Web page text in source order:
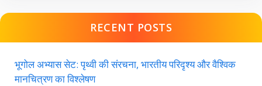
RECENT POSTS
भूगोल अभ्यास सेट: पृथ्वी की संरचना, भारतीय परिदृश्य और वैश्विक
मानचित्रण का विश्लेषण